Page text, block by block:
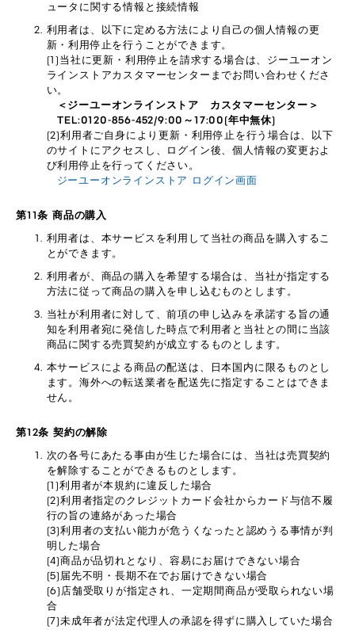
ュータに関する情報と接続情報
利用者は、以下に定める方法により自己の個人情報の更
新・利用停止を行うことができます。
(1)当社に更新・利用停止を請求する場合は、ジーユーオン
ラインストアカスタマーセンターまでお問い合わせくださ
い。
＜ジーユーオンラインストア カスタマーセンター＞
TEL:0120-856-452/9:00～17:00(年中無休)
(2)利用者ご自身により更新・利用停止を行う場合は、以下
のサイトにアクセスし、ログイン後、個人情報の変更およ
び利用停止を行ってください。
ジーユーオンラインストア ログイン画面
第11条 商品の購入
利用者は、本サービスを利用して当社の商品を購入するこ
とができます。
利用者が、商品の購入を希望する場合は、当社が指定する
方法に従って商品の購入を申し込むものとします。
当社が利用者に対して、前項の申し込みを承諾する旨の通
知を利用者宛に発信した時点で利用者と当社との間に当該
商品に関する売買契約が成立するものとします。
本サービスによる商品の配送は、日本国内に限るものとし
ます。海外への転送業者を配送先に指定することはできま
せん。
第12条 契約の解除
次の各号にあたる事由が生じた場合には、当社は売買契約
を解除することができるものとします。
(1)利用者が本規約に違反した場合
(2)利用者指定のクレジットカード会社からカード与信不履
行の旨の連絡があった場合
(3)利用者の支払い能力が危うくなったと認めうる事情が判
明した場合
(4)商品が品切れとなり、容易にお届けできない場合
(5)届先不明・長期不在でお届けできない場合
(6)店舗受取りが指定され、一定期間商品が受取られない場
合
(7)未成年者が法定代理人の承認を得ずに購入していた場合